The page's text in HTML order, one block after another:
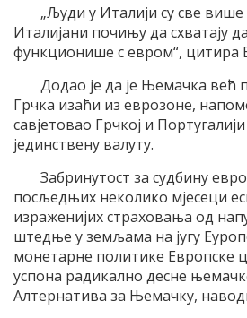
„Људи у Италији су све
Италијани почињу да схватају
функционише с евром“, цитира
Додао је да је Њемачка већ
Грчка изаћи из еврозоне,
савјетовао Грчкој и
јединствену валуту.
Забринутост за судбину
посљедњих неколико мјесеци
израженијих страховања од
штедње у земљама на југу
монетарне политике Европске
успона радикално десне
Алтернатива за Њемачку,